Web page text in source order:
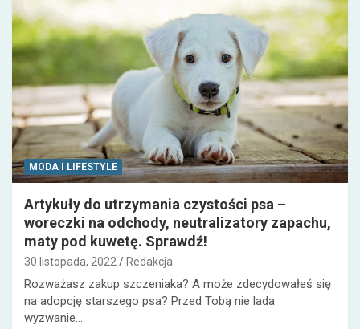
MODA I LIFESTYLE
Artykuły do utrzymania czystości psa –
woreczki na odchody, neutralizatory zapachu,
maty pod kuwetę. Sprawdź!
30 listopada, 2022 Redakcja
Rozważasz zakup szczeniaka? A może zdecydowałeś się
na adopcję starszego psa? Przed Tobą nie lada
wyzwanie…